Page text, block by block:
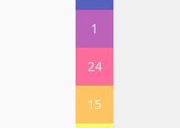
1
24
15